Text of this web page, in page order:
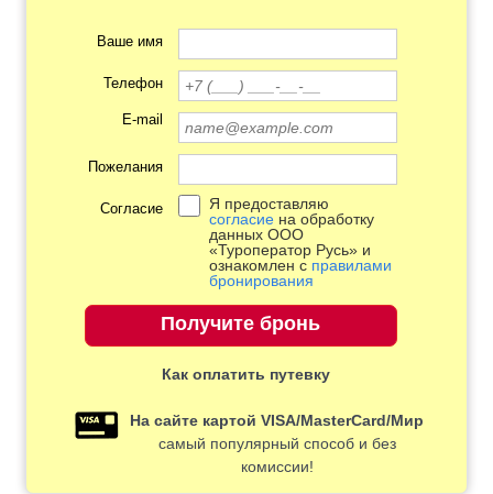
Ваше имя
Телефон
E-mail
Пожелания
Согласие
Я предоставляю
согласие на обработку
данных ООО
«Туроператор Русь» и
ознакомлен с правилами
бронирования
Как оплатить путевку
На сайте картой VISA/MasterCard/Мир
самый популярный способ и без
комиссии!